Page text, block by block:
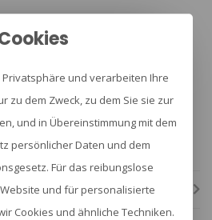
x 1,2 Zoll hoch
und verarbeiten Ihre
zu dem Zweck, zu dem Sie sie zur
und in Übereinstimmung mit dem
persönlicher Daten und dem
Für das reibungslose
und für personalisierte
Cookies und ähnliche Techniken.